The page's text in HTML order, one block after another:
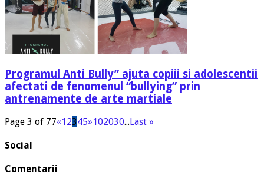
Programul Anti Bully” ajuta copiii si adolescentii
afectati de fenomenul “bullying” prin
antrenamente de arte martiale
Page 3 of 77«12345»102030...Last »
Social
Comentarii